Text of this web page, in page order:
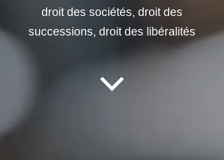
droit des sociétés, droit des
successions, droit des libéralités